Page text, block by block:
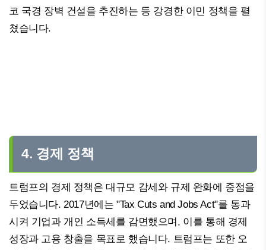
코 국경 장벽 건설을 추진하는 등 강경한 이민 정책을 펼
쳤습니다.
4. 경제 정책
트럼프의 경제 정책은 대규모 감세와 규제 완화에 중점을
두었습니다. 2017년에는 "Tax Cuts and Jobs Act"를 통과
시켜 기업과 개인 소득세를 감면했으며, 이를 통해 경제
성장과 고용 창출을 목표로 했습니다. 트럼프는 또한 오